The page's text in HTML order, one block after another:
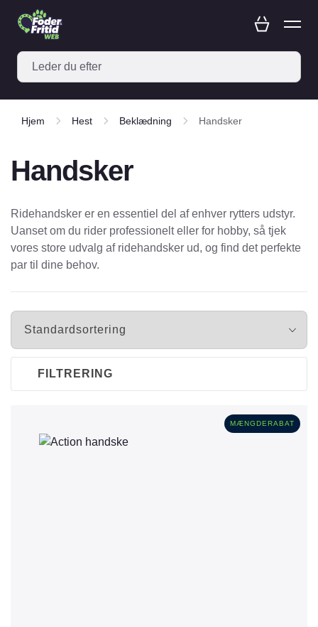
Hjem Hest Beklædning Handsker
Handsker
Ridehandsker er en essentiel del af enhver rytters udstyr.
Uanset om du rider professionelt eller for hobby, så tjek
vores store udvalg af ridehandsker ud, og find det perfekte
par til dine behov.
FILTRERING
MÆNGDERABAT